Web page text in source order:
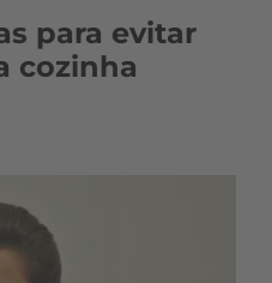
para evitar
cozinha